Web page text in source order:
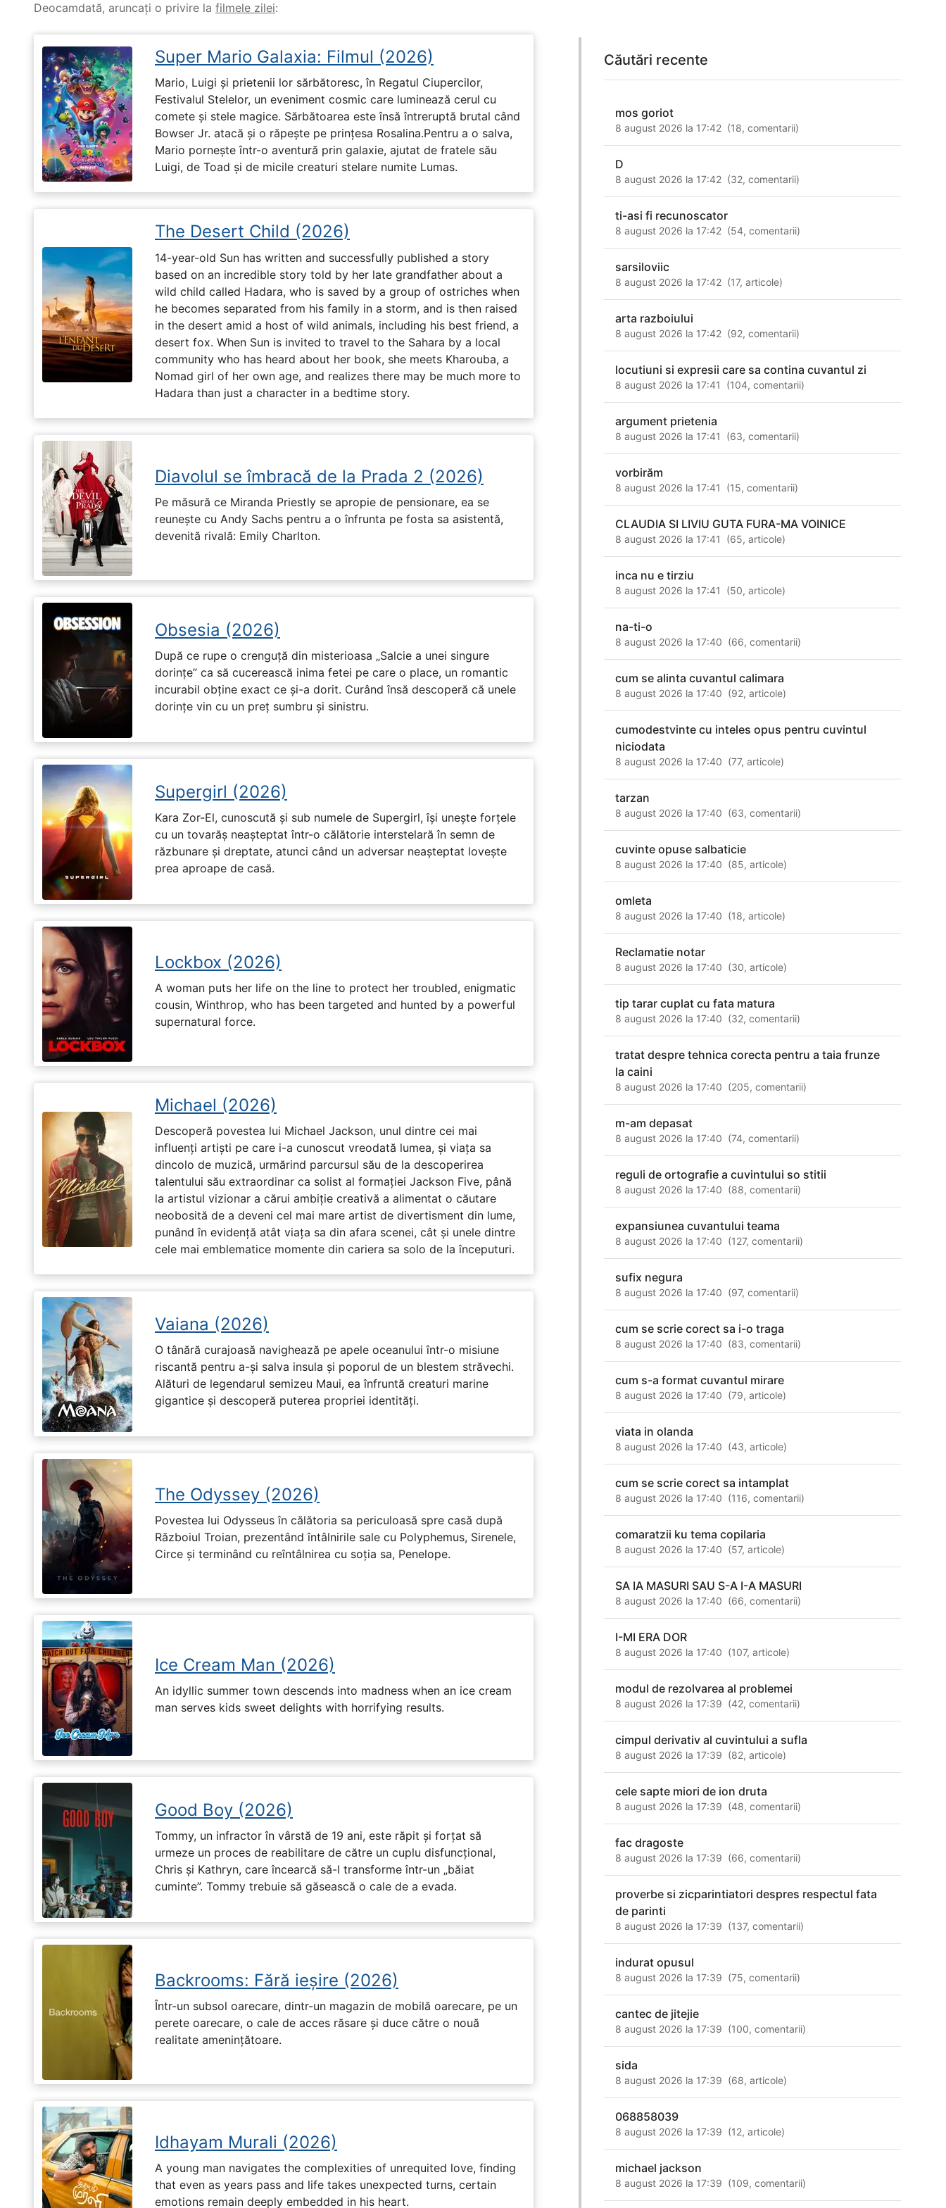
Deocamdată, aruncați o privire la filmele zilei:
Super Mario Galaxia: Filmul (2026)
Mario, Luigi și prietenii lor sărbătoresc, în Regatul Ciupercilor,
Festivalul Stelelor, un eveniment cosmic care luminează cerul cu
comete și stele magice. Sărbătoarea este însă întreruptă brutal când
Bowser Jr. atacă și o răpește pe prinţesa Rosalina.Pentru a o salva,
Mario pornește într-o aventură prin galaxie, ajutat de fratele său
Luigi, de Toad și de micile creaturi stelare numite Lumas.
The Desert Child (2026)
14-year-old Sun has written and successfully published a story
based on an incredible story told by her late grandfather about a
wild child called Hadara, who is saved by a group of ostriches when
he becomes separated from his family in a storm, and is then raised
in the desert amid a host of wild animals, including his best friend, a
desert fox. When Sun is invited to travel to the Sahara by a local
community who has heard about her book, she meets Kharouba, a
Nomad girl of her own age, and realizes there may be much more to
Hadara than just a character in a bedtime story.
Diavolul se îmbracă de la Prada 2 (2026)
Pe măsură ce Miranda Priestly se apropie de pensionare, ea se
reunește cu Andy Sachs pentru a o înfrunta pe fosta sa asistentă,
devenită rivală: Emily Charlton.
Obsesia (2026)
După ce rupe o crenguță din misterioasa „Salcie a unei singure
dorințe” ca să cucerească inima fetei pe care o place, un romantic
incurabil obține exact ce și-a dorit. Curând însă descoperă că unele
dorințe vin cu un preț sumbru și sinistru.
Supergirl (2026)
Kara Zor-El, cunoscută și sub numele de Supergirl, își unește forțele
cu un tovarăș neașteptat într-o călătorie interstelară în semn de
răzbunare și dreptate, atunci când un adversar neașteptat lovește
prea aproape de casă.
Lockbox (2026)
A woman puts her life on the line to protect her troubled, enigmatic
cousin, Winthrop, who has been targeted and hunted by a powerful
supernatural force.
Michael (2026)
Descoperă povestea lui Michael Jackson, unul dintre cei mai
influenți artiști pe care i-a cunoscut vreodată lumea, și viața sa
dincolo de muzică, urmărind parcursul său de la descoperirea
talentului său extraordinar ca solist al formației Jackson Five, până
la artistul vizionar a cărui ambiție creativă a alimentat o căutare
neobosită de a deveni cel mai mare artist de divertisment din lume,
punând în evidență atât viața sa din afara scenei, cât și unele dintre
cele mai emblematice momente din cariera sa solo de la începuturi.
Vaiana (2026)
O tânără curajoasă navighează pe apele oceanului într-o misiune
riscantă pentru a-și salva insula și poporul de un blestem străvechi.
Alături de legendarul semizeu Maui, ea înfruntă creaturi marine
gigantice și descoperă puterea propriei identități.
The Odyssey (2026)
Povestea lui Odysseus în călătoria sa periculoasă spre casă după
Războiul Troian, prezentând întâlnirile sale cu Polyphemus, Sirenele,
Circe și terminând cu reîntâlnirea cu soția sa, Penelope.
Ice Cream Man (2026)
An idyllic summer town descends into madness when an ice cream
man serves kids sweet delights with horrifying results.
Good Boy (2026)
Tommy, un infractor în vârstă de 19 ani, este răpit și forțat să
urmeze un proces de reabilitare de către un cuplu disfuncțional,
Chris și Kathryn, care încearcă să-l transforme într-un „băiat
cuminte”. Tommy trebuie să găsească o cale de a evada.
Backrooms: Fără ieșire (2026)
Într-un subsol oarecare, dintr-un magazin de mobilă oarecare, pe un
perete oarecare, o cale de acces răsare și duce către o nouă
realitate amenințătoare.
Idhayam Murali (2026)
A young man navigates the complexities of unrequited love, finding
that even as years pass and life takes unexpected turns, certain
emotions remain deeply embedded in his heart.
Căutări recente
mos goriot
8 august 2026 la 17:42 (18,comentarii)
D
8 august 2026 la 17:42 (32,comentarii)
ti-asi fi recunoscator
8 august 2026 la 17:42 (54,comentarii)
sarsiloviic
8 august 2026 la 17:42 (17,articole)
arta razboiului
8 august 2026 la 17:42 (92,comentarii)
locutiuni si expresii care sa contina cuvantul zi
8 august 2026 la 17:41 (104,comentarii)
argument prietenia
8 august 2026 la 17:41 (63,comentarii)
vorbirăm
8 august 2026 la 17:41 (15,comentarii)
CLAUDIA SI LIVIU GUTA FURA-MA VOINICE
8 august 2026 la 17:41 (65,articole)
inca nu e tirziu
8 august 2026 la 17:41 (50,articole)
na-ti-o
8 august 2026 la 17:40 (66,comentarii)
cum se alinta cuvantul calimara
8 august 2026 la 17:40 (92,articole)
cumodestvinte cu inteles opus pentru cuvintul
niciodata
8 august 2026 la 17:40 (77,articole)
tarzan
8 august 2026 la 17:40 (63,comentarii)
cuvinte opuse salbaticie
8 august 2026 la 17:40 (85,articole)
omleta
8 august 2026 la 17:40 (18,articole)
Reclamatie notar
8 august 2026 la 17:40 (30,articole)
tip tarar cuplat cu fata matura
8 august 2026 la 17:40 (32,comentarii)
tratat despre tehnica corecta pentru a taia frunze
la caini
8 august 2026 la 17:40 (205,comentarii)
m-am depasat
8 august 2026 la 17:40 (74,comentarii)
reguli de ortografie a cuvintului so stitii
8 august 2026 la 17:40 (88,comentarii)
expansiunea cuvantului teama
8 august 2026 la 17:40 (127,comentarii)
sufix negura
8 august 2026 la 17:40 (97,comentarii)
cum se scrie corect sa i-o traga
8 august 2026 la 17:40 (83,comentarii)
cum s-a format cuvantul mirare
8 august 2026 la 17:40 (79,articole)
viata in olanda
8 august 2026 la 17:40 (43,articole)
cum se scrie corect sa intamplat
8 august 2026 la 17:40 (116,comentarii)
comaratzii ku tema copilaria
8 august 2026 la 17:40 (57,articole)
SA IA MASURI SAU S-A I-A MASURI
8 august 2026 la 17:40 (66,comentarii)
I-MI ERA DOR
8 august 2026 la 17:40 (107,articole)
modul de rezolvarea al problemei
8 august 2026 la 17:39 (42,comentarii)
cimpul derivativ al cuvintului a sufla
8 august 2026 la 17:39 (82,articole)
cele sapte miori de ion druta
8 august 2026 la 17:39 (48,comentarii)
fac dragoste
8 august 2026 la 17:39 (66,comentarii)
proverbe si zicparintiatori despres respectul fata
de parinti
8 august 2026 la 17:39 (137,comentarii)
indurat opusul
8 august 2026 la 17:39 (75,comentarii)
cantec de jitejie
8 august 2026 la 17:39 (100,comentarii)
sida
8 august 2026 la 17:39 (68,articole)
068858039
8 august 2026 la 17:39 (12,articole)
michael jackson
8 august 2026 la 17:39 (109,comentarii)